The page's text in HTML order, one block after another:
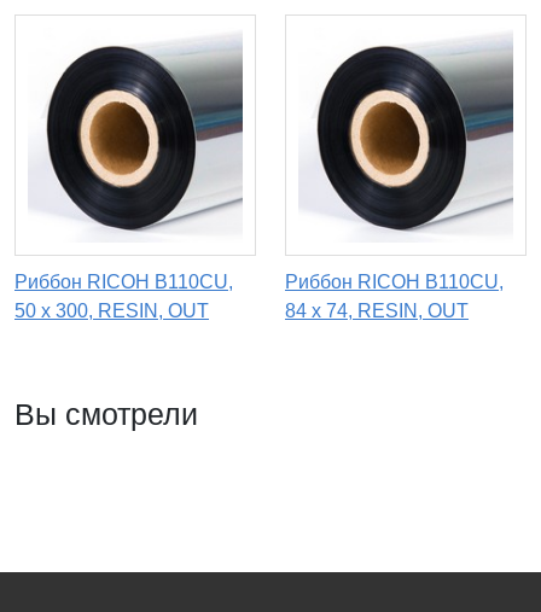
Риббон RICOH B110CU,
50 х 300, RESIN, OUT
Риббон RICOH B110CU,
84 х 74, RESIN, OUT
Вы смотрели